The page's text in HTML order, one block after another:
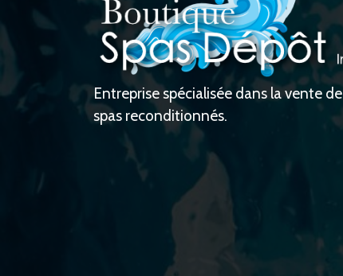
Entreprise spécialisée dans la vente de
spas reconditionnés.